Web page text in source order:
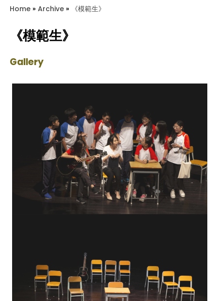
Home » Archive » 《模範生》
《模範生》
Gallery